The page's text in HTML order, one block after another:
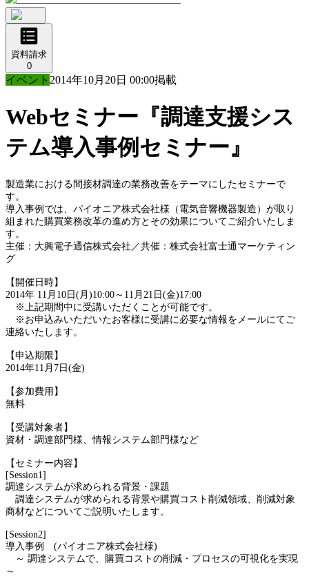
資料請求
0
イベント 2014年10月20日 00:00掲載
Webセミナー『調達支援シス
テム導入事例セミナー』
製造業における間接材調達の業務改善をテーマにしたセミナーで
す。
導入事例では、パイオニア株式会社様（電気音響機器製造）が取り
組まれた購買業務改革の進め方とその効果についてご紹介いたしま
す。
主催：大興電子通信株式会社／共催：株式会社富士通マーケティン
グ
【開催日時】
2014年 11月10日(月)10:00～11月21日(金)17:00
※上記期間中に受講いただくことが可能です。
※お申込みいただいたお客様に受講に必要な情報をメールにてご
連絡いたします。
【申込期限】
2014年11月7日(金)
【参加費用】
無料
【受講対象者】
資材・調達部門様、情報システム部門様など
【セミナー内容】
[Session1]
調達システムが求められる背景・課題
調達システムが求められる背景や購買コスト削減領域、削減対象
商材などについてご説明いたします。
[Session2]
導入事例 (パイオニア株式会社様)
～ 調達システムで、購買コストの削減・プロセスの可視化を実現
～